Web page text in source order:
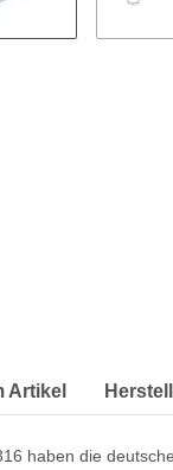
Artikel
haben die